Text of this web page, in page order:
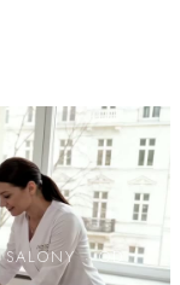
SALONY·OD